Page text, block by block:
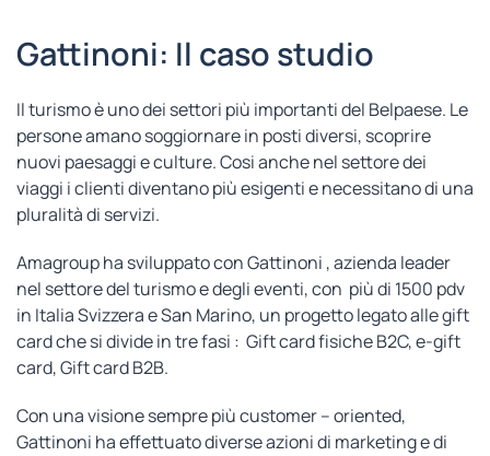
Gattinoni: Il caso studio
Il turismo è uno dei settori più importanti del Belpaese. Le
persone amano soggiornare in posti diversi, scoprire
nuovi paesaggi e culture. Cosi anche nel settore dei
viaggi i clienti diventano più esigenti e necessitano di una
pluralità di servizi.
Amagroup ha sviluppato con Gattinoni , azienda leader
nel settore del turismo e degli eventi, con più di 1500 pdv
in Italia Svizzera e San Marino, un progetto legato alle gift
card che si divide in tre fasi : Gift card fisiche B2C, e-gift
card, Gift card B2B.
Con una visione sempre più customer – oriented,
Gattinoni ha effettuato diverse azioni di marketing e di